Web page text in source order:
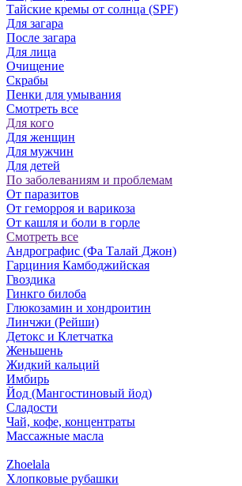
Тайские кремы от солнца (SPF)
Для загара
После загара
Для лица
Очищение
Скрабы
Пенки для умывания
Смотреть все
Для кого
Для женщин
Для мужчин
Для детей
По заболеваниям и проблемам
От паразитов
Oт геморроя и варикоза
От кашля и боли в горле
Смотреть все
Андрографис (Фа Талай Джон)
Гарциния Камбоджийская
Гвоздика
Гинкго билоба
Глюкозамин и хондроитин
Линчжи (Рейши)
Детокс и Клетчатка
Женьшень
Жидкий кальций
Имбирь
Йод (Мангостиновый йод)
Сладости
Чай, кофе, концентраты
Массажные масла
Zhoelala
Хлопковые рубашки